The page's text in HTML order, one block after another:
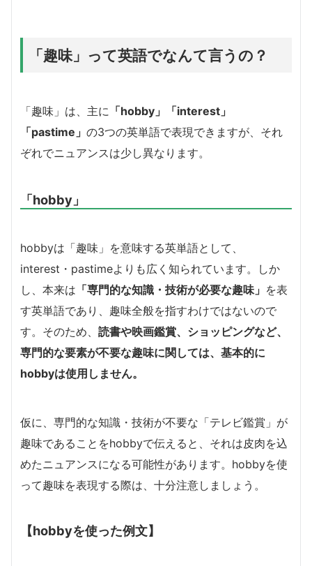
「趣味」って英語でなんて言うの？
「趣味」は、主に 「hobby」「interest」
「pastime」 の3つの英単語で表現できますが、それ
ぞれでニュアンスは少し異なります。
「hobby」
hobbyは「趣味」を意味する英単語として、
interest・pastimeよりも広く知られています。しか
し、本来は 「専門的な知識・技術が必要な趣味」 を表
す英単語であり、趣味全般を指すわけではないので
す。そのため、 読書や映画鑑賞、ショッピングなど、
専門的な要素が不要な趣味に関しては、基本的に
hobbyは使用しません。
仮に、専門的な知識・技術が不要な「テレビ鑑賞」が
趣味であることをhobbyで伝えると、それは皮肉を込
めたニュアンスになる可能性があります。hobbyを使
って趣味を表現する際は、十分注意しましょう。
【hobbyを使った例文】